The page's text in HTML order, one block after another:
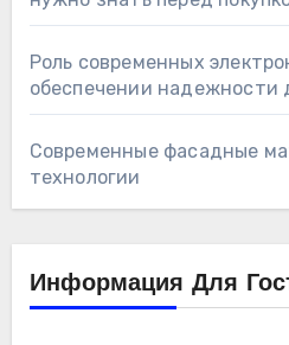
Роль современных
обеспечении надежности
Современные фасадные
технологии
Информация Для